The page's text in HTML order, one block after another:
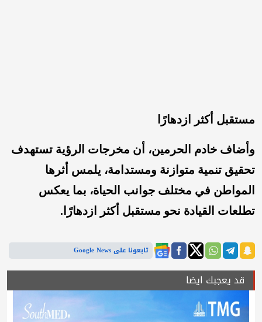
مستقبل أكثر ازدهارًا
وأضاف خادم الحرمين، أن مخرجات الرؤية تستهدف
تحقيق تنمية متوازنة ومستدامة، يلمس أثرها
المواطن في مختلف جوانب الحياة، بما يعكس
تطلعات القيادة نحو مستقبل أكثر ازدهارًا.
تابعونا على Google News
قد يعجبك ايضا